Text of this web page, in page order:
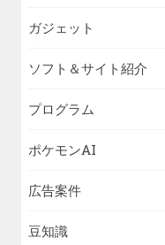
ガジェット
ソフト＆サイト紹介
プログラム
ポケモンAI
広告案件
豆知識